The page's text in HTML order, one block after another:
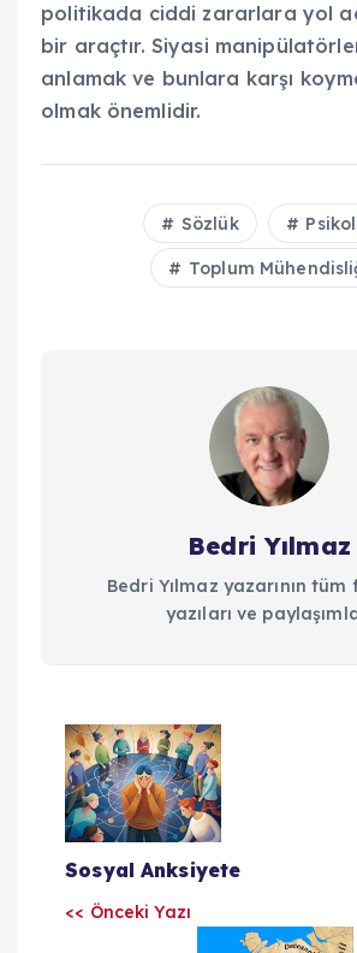
politikada ciddi zararlara yol
bir araçtır. Siyasi
anlamak ve bunlara karşı
olmak önemlidir.
Sözlük
Toplum
Bedri Yılmaz
Bedri Yılmaz yazarının
yazıları ve
Y
a
zSosyal Anksiyete
<< Önceki Yazı